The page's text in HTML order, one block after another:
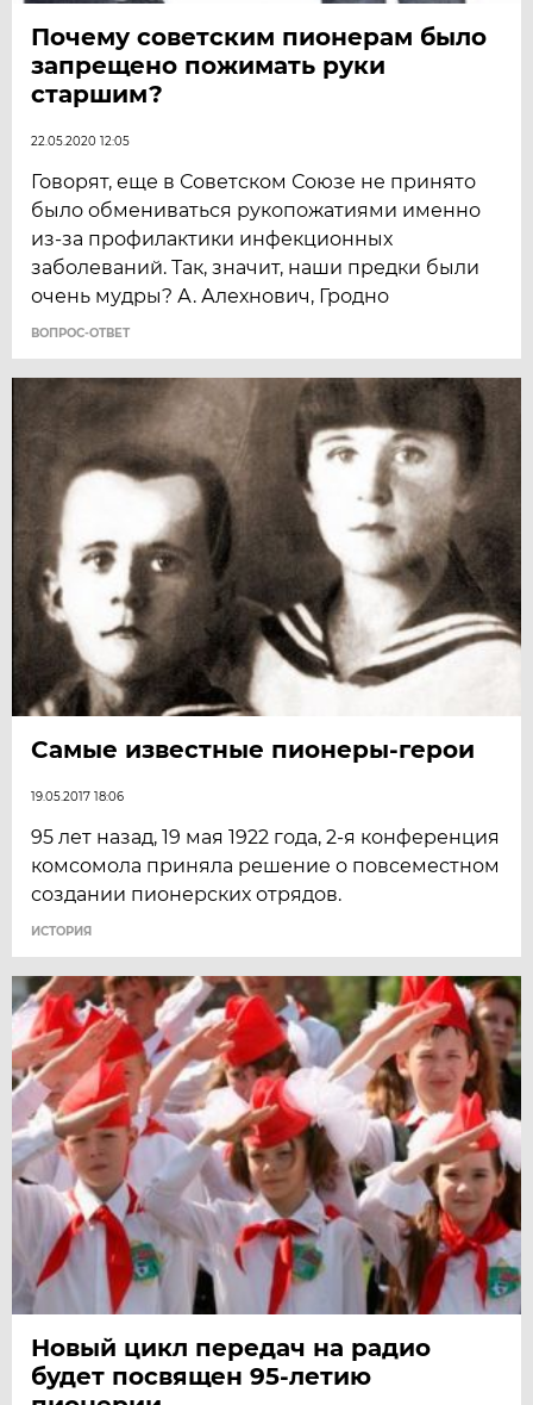
Почему советским пионерам было
запрещено пожимать руки
старшим?
22.05.2020 12:05
Говорят, еще в Советском Союзе не принято
было обмениваться рукопожатиями именно
из-за профилактики инфекционных
заболеваний. Так, значит, наши предки были
очень мудры? А. Алехнович, Гродно
ВОПРОС-ОТВЕТ
Самые известные пионеры-герои
19.05.2017 18:06
95 лет назад, 19 мая 1922 года, 2-я конференция
комсомола приняла решение о повсеместном
создании пионерских отрядов.
ИСТОРИЯ
Новый цикл передач на радио
будет посвящен 95-летию